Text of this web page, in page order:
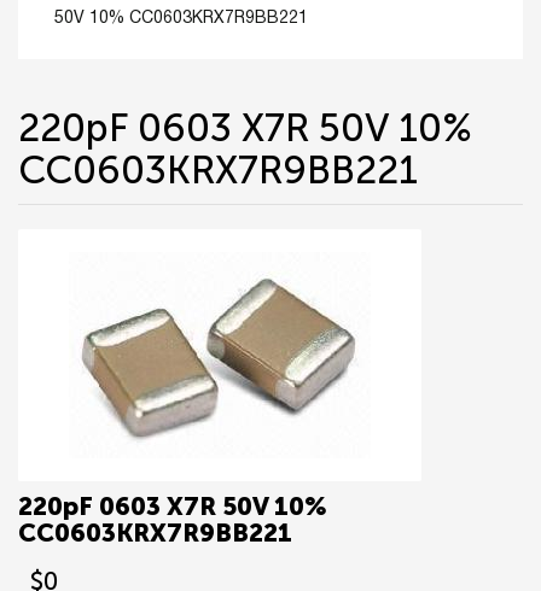
50V 10% CC0603KRX7R9BB221
220pF 0603 X7R 50V 10%
CC0603KRX7R9BB221
220pF 0603 X7R 50V 10%
CC0603KRX7R9BB221
$0